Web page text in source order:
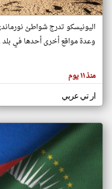
هنا عن
وجهة
كاتبيها.
اليونيسكو تدرج شواطئ
وعدة مواقع أخرى أحدها في بلد
منذ ١١ يوم
ار تي عربي